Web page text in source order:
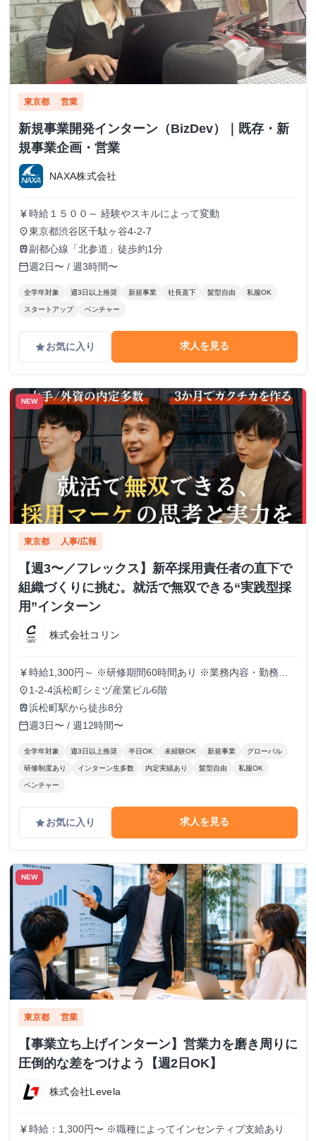
東京都 営業
新規事業開発インターン（BizDev）｜既存・新
規事業企画・営業
NAXA株式会社
currency_yen 時給１５００～ 経験やスキルによって変動
place東京都渋谷区千駄ヶ谷4-2-7
train副都心線「北参道」徒歩約1分
calendar_today週2日〜 / 週3時間〜
全学年対象 週3日以上推奨 新規事業 社長直下 髪型自由 私服OK
スタートアップ ベンチャー
gradeお気に入り 求人を見る
NEW
東京都 人事/広報
【週3〜／フレックス】新卒採用責任者の直下で
組織づくりに挑む。就活で無双できる“実践型採
用”インターン
株式会社コリン
currency_yen 時給1,300円～ ※研修期間60時間あり ※業務内容・勤務状
況により決定
place 1-2-4浜松町シミヅ産業ビル6階
train浜松町駅から徒歩8分
calendar_today週3日〜 / 週12時間〜
全学年対象 週3日以上推奨 半日OK 未経験OK 新規事業 グローバル
研修制度あり インターン生多数 内定実績あり 髪型自由 私服OK
ベンチャー
gradeお気に入り 求人を見る
NEW
東京都 営業
【事業立ち上げインターン】営業力を磨き周りに
圧倒的な差をつけよう【週2日OK】
株式会社Levela
currency_yen 時給：1,300円〜 ※職種によってインセンティブ支給あり